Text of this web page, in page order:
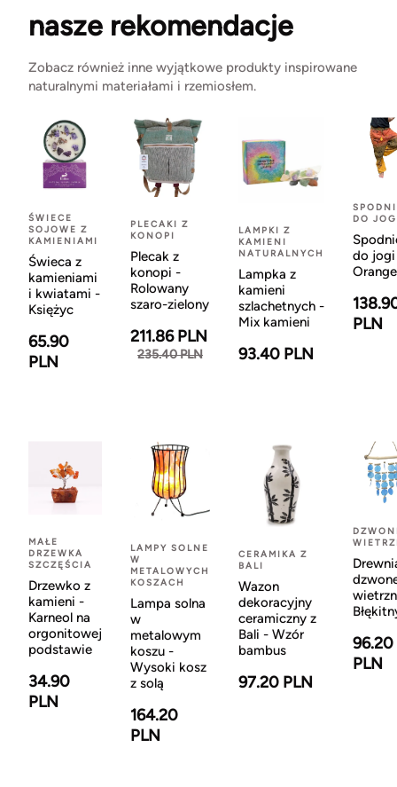
nasze rekomendacje
Zobacz również inne wyjątkowe produkty inspirowane
naturalnymi materiałami i rzemiosłem.
ŚWIECE
SOJOWE Z
KAMIENIAMI
Świeca z
kamieniami
i kwiatami -
Księżyc
65.90
PLN
PLECAKI Z
KONOPI
Plecak z
konopi -
Rolowany
szaro-zielony
211.86 PLN
235.40 PLN
LAMPKI Z
KAMIENI
NATURALNYCH
Lampka z
kamieni
szlachetnych -
Mix kamieni
93.40 PLN
DO
do
Orange
PLN
MAŁE
DRZEWKA
SZCZĘŚCIA
Drzewko z
kamieni -
Karneol na
orgonitowej
podstawie
34.90
PLN
LAMPY SOLNE
W
METALOWYCH
KOSZACH
Lampa solna
w
metalowym
koszu -
Wysoki kosz
z solą
164.20
PLN
CERAMIKA Z
BALI
Wazon
dekoracyjny
ceramiczny z
Bali - Wzór
bambus
97.20 PLN
96.20
PLN